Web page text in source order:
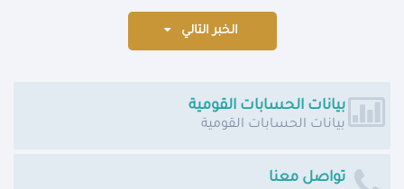
الخبر التالي
بيانات الحسابات القومية
بيانات الحسابات القومية
تواصل معنا